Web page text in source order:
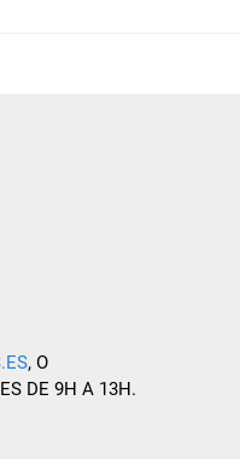
, O
DE 9H A 13H.